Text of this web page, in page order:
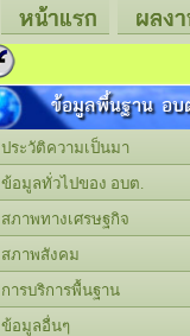
หน้าแรก ผลง
ข้อมูลพื้นฐาน อบ
ประวัติความเป็นมา
ข้อมูลทั่วไปของ อบต.
สภาพทางเศรษฐกิจ
สภาพสังคม
การบริการพื้นฐาน
ข้อมูลอื่นๆ